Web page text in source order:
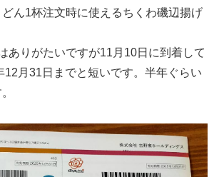
ん1杯注文時に使えるちくわ磯辺揚げ
ありがたいですが11月10日に到着して
12月31日までと短いです。半年ぐらい